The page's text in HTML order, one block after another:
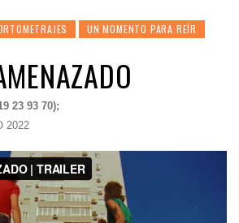
UN MOMENTO PARA REÍR
23 93 70);
2022